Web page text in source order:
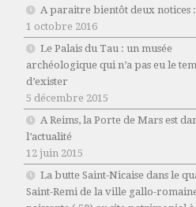
A paraitre bientôt deux notices :
1 octobre 2016
Le Palais du Tau : un musée
archéologique qui n’a pas eu le
d’exister
5 décembre 2015
A Reims, la Porte de Mars est
l’actualité
12 juin 2015
La butte Saint-Nicaise dans le
Saint-Remi de la ville gallo-